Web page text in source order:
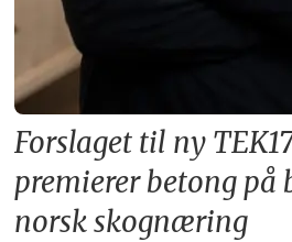
Forslaget til ny
premierer betong på
norsk skognæring